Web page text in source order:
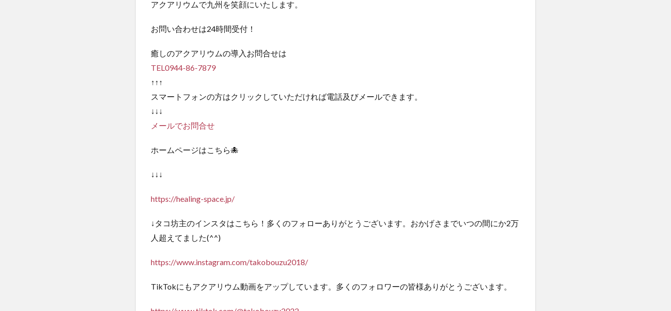
アクアリウムで九州を笑顔にいたします。
お問い合わせは24時間受付！
癒しのアクアリウムの導入お問合せは
TEL0944-86-7879
↑↑↑
スマートフォンの方はクリックしていただければ電話及びメールできます。
↓↓↓
メールでお問合せ
ホームページはこちら🐙
↓↓↓
https://healing-space.jp/
↓タコ坊主のインスタはこちら！多くのフォローありがとうございます。おかげさまでいつの間にか2万
人超えてました(^^)
https://www.instagram.com/takobouzu2018/
TikTokにもアクアリウム動画をアップしています。多くのフォロワーの皆様ありがとうございます。